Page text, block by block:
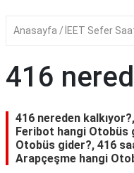
Anasayfa İEET Sefer
416
416 nereden
Feribot hangi Otobüs
Otobüs gider?, 416
Arapçeşme hangi